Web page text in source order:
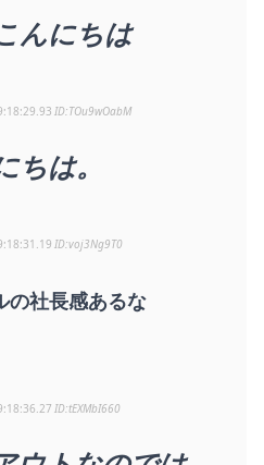
んにちは
TOu9wOabM
は。
voj3Ng9T0
の社長感あるな
tEXMbI660